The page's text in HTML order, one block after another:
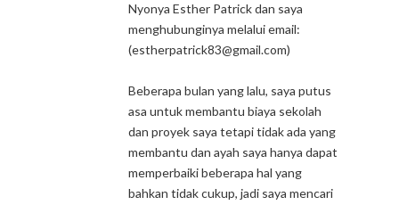
Nyonya Esther Patrick dan saya
menghubunginya melalui email:
(estherpatrick83@gmail.com)
Beberapa bulan yang lalu, saya putus
asa untuk membantu biaya sekolah
dan proyek saya tetapi tidak ada yang
membantu dan ayah saya hanya dapat
memperbaiki beberapa hal yang
bahkan tidak cukup, jadi saya mencari